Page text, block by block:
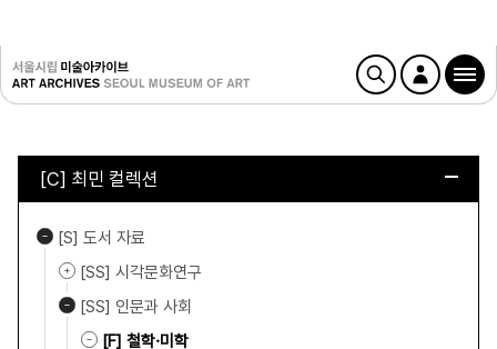
[C] 최민 컬렉션
[S] 도서 자료
[SS] 시각문화연구
[SS] 인문과 사회
[F] 철학·미학